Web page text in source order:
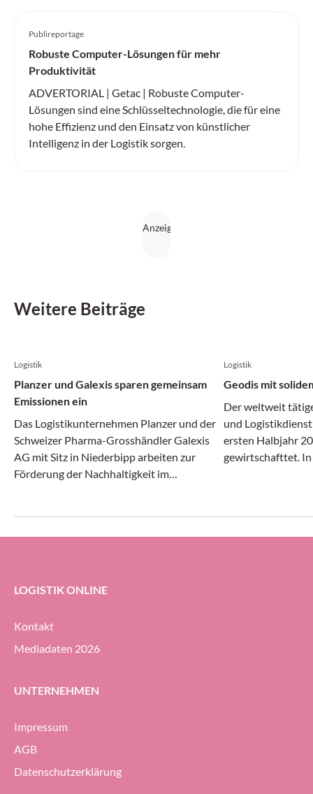
Publireportage
Robuste Computer-Lösungen für mehr
Produktivität
ADVERTORIAL | Getac | Robuste Computer-
Lösungen sind eine Schlüsseltechnologie, die für eine
hohe Effizienz und den Einsatz von künstlicher
Intelligenz in der Logistik sorgen.
Weitere Beiträge
Logistik
Planzer und Galexis sparen gemeinsam
Emissionen ein
Das Logistikunternehmen Planzer und der
Schweizer Pharma-Grosshändler Galexis
AG mit Sitz in Niederbipp arbeiten zur
Förderung der Nachhaltigkeit im
Logistik
Geodis mit
Der weltweit
und
ersten Halbjahr
gewirtschafttet.
Prozent halten
LOGISTIK ONLINE
Kontakt
Mediadaten 2026
UNTERNEHMEN
Impressum
AGB
Datenschutzerklärung